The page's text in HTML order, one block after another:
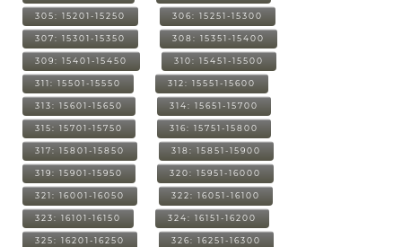
305: 15201-15250 306: 15251-15300
307: 15301-15350 308: 15351-15400
309: 15401-15450 310: 15451-15500
311: 15501-15550 312: 15551-15600
313: 15601-15650 314: 15651-15700
315: 15701-15750 316: 15751-15800
317: 15801-15850 318: 15851-15900
319: 15901-15950 320: 15951-16000
321: 16001-16050 322: 16051-16100
323: 16101-16150 324: 16151-16200
325: 16201-16250 326: 16251-16300